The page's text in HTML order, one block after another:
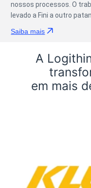
nossos processos. O
levado a Fini a outro
Saiba mais
A
em mais